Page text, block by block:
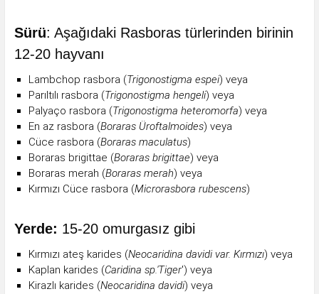
Sürü: Aşağıdaki Rasboras türlerinden birinin
12-20 hayvanı
Lambchop rasbora (Trigonostigma espei) veya
Parıltılı rasbora (Trigonostigma hengeli) veya
Palyaço rasbora (Trigonostigma heteromorfa) veya
En az rasbora (Boraras Üroftalmoides) veya
Cüce rasbora (Boraras maculatus)
Boraras brigittae (Boraras brigittae) veya
Boraras merah (Boraras merah) veya
Kırmızı Cüce rasbora (Microrasbora rubescens)
Yerde: 15-20 omurgasız gibi
Kırmızı ateş karides (Neocaridina davidi var. Kırmızı) veya
Kaplan karides (Caridina sp.'Tiger') veya
Kirazlı karides (Neocaridina davidi) veya